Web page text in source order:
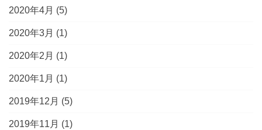
2020年4月 (5)
2020年3月 (1)
2020年2月 (1)
2020年1月 (1)
2019年12月 (5)
2019年11月 (1)